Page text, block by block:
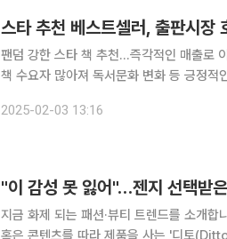
스타 추천 베스트셀러, 출판시
팬덤 강한 스타 책 추천…즉각적인 매출로
책 수요자 많아져 독서문화 변화 등 긍정적인 효과 부처의 가르침을 현대어로 재해석한
에 읽는 쇼펜하우어'에 이어 이른바 스타셀
2025-02-03 13:16
"이 감성 못 잃어"…젠지 선택받
지금 화제 되는 패션·뷰티 트렌드를 소개
혹은 콘텐츠를 따라 제품을 사는 '디토